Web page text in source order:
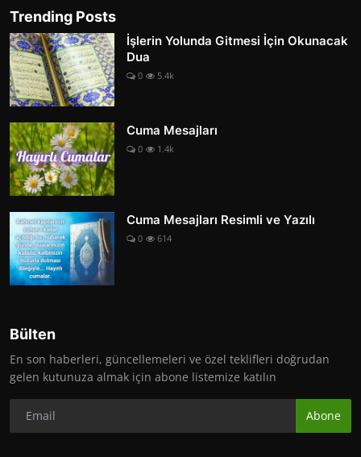
Trending Posts
İşlerin Yolunda Gitmesi İçin Okunacak
Dua
0 5.4k
Cuma Mesajları
0 1.4k
Cuma Mesajları Resimli ve Yazılı
0 614
Bülten
En son haberleri, güncellemeleri ve özel teklifleri doğrudan
gelen kutunuza almak için abone listemize katılın
Abone